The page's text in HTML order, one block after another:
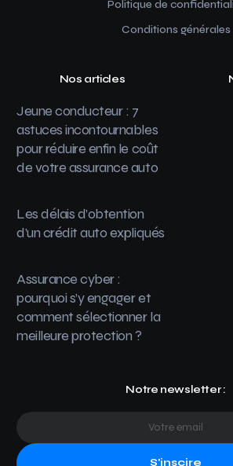
Politique de
Conditions générales
Nos articles
Jeune conducteur : 7
astuces incontournables
pour réduire enfin le coût
de votre assurance auto
Les délais d’obtention
d’un crédit auto expliqués
Assurance cyber :
pourquoi s’y engager et
comment sélectionner la
meilleure protection ?
Notre newsletter :
S'inscire